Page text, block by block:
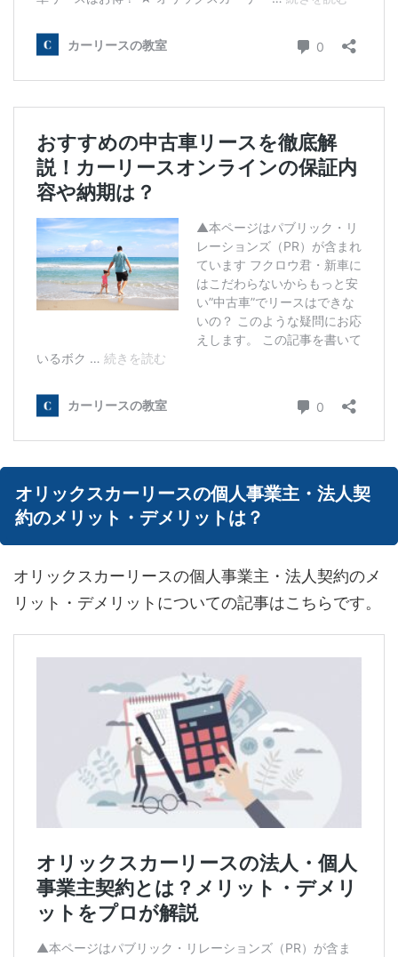
オリックスカーリースの個人事業主・法人契
約のメリット・デメリットは？
オリックスカーリースの個人事業主・法人契約のメ
リット・デメリットについての記事はこちらです。